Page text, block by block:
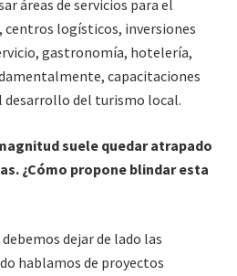
áreas de servicios para el
logísticos, inversiones
gastronomía, hotelería,
capacitaciones
desarrollo del turismo local.
suele quedar atrapado
¿Cómo propone blindar esta
dejar de lado las
hablamos de proyectos